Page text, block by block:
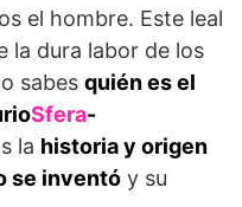
el hombre. Este leal
la dura labor de los
sabes quién es el
Sfera-
la historia y origen
se inventó y su